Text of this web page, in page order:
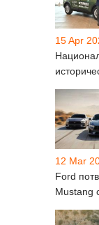
15 Apr
12 Mar
Ford
Mustang